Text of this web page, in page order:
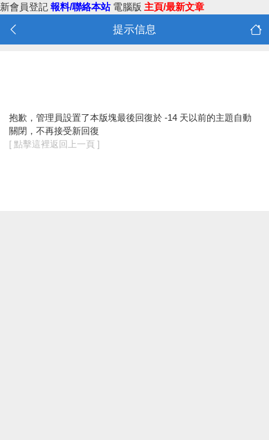
新會員登記 報料/聯絡本站 電腦版 主頁/最新文章
提示信息
抱歉，管理員設置了本版塊最後回復於 -14 天以前的主題自動
關閉，不再接受新回復
[ 點擊這裡返回上一頁 ]